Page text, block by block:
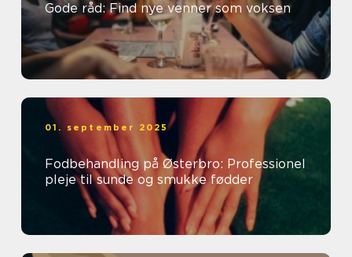
Gode råd: Find nye venner som voksen
01. september 2025
Fodbehandling på Østerbro: Professionel
pleje til sunde og smukke fødder